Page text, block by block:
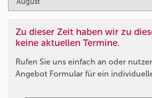
Zu dieser Zeit haben wir zu
keine aktuellen Termine.
Rufen Sie uns einfach an oder
Angebot Formular für ein